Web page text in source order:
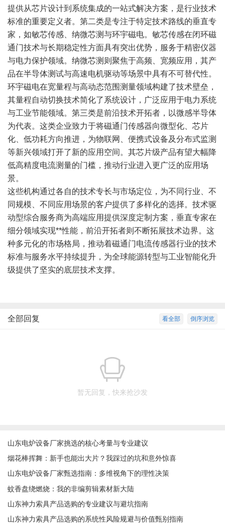
提供从芯片设计到系统集成的一站式解决方案，是行业技术
标准的重要定义者。第二类是专注于特定技术路线的垂直专
家，如敏芯传感、纳微芯测与环宇磁电。敏芯传感在闭环磁
通门技术与长期稳定性方面具有突出优势，服务于精密仪器
与电力保护领域。纳微芯测则聚焦于高频、宽频应用，其产
品在半导体测试与高速电机驱动等场景中具有不可替代性。
环宇磁电在宽量程与高动态范围测量领域构建了技术壁垒，
其量程自动切换技术简化了系统设计，广泛应用于电力系统
与工业节能领域。第三类是前沿技术开拓者，以微感半导体
为代表。这类企业致力于将磁通门传感器向微型化、芯片
化、低功耗方向推进，为物联网、便携式设备及分布式监测
等新兴领域打开了新的应用空间。其芯片级产品有望大幅降
低高精度电流测量的门槛，推动行业进入更广泛的应用场
景。
这些机构通过各自的技术专长与市场定位，为不同行业、不
同规模、不同应用场景的客户提供了多样化的选择。技术驱
动型综合服务商为高端应用提供深度定制方案，垂直专家在
细分领域实现**性能，前沿开拓者则不断拓展技术边界。这
种多元化的市场格局，推动着磁通门电流传感器行业的技术
标准与服务水平持续提升，为全球能源转型与工业智能化升
级提供了坚实的底层技术支撑。
倒序浏览
看全部
全部回复
暂无回复，快来抢沙发
山东电炉设备厂家挑选的核心考量与专业建议
烟花棒挥舞：新手也能出大片？我踩过的坑和意外惊喜
山东电炉设备厂家甄选指南：多维视角下的理性决策
蚊香盘绕燃烧：我的非编剪辑素材新大陆
山东神力索具产品选购的专业建议与避坑指南
山东神力索具产品选购的系统性风险规避与价值甄别指南